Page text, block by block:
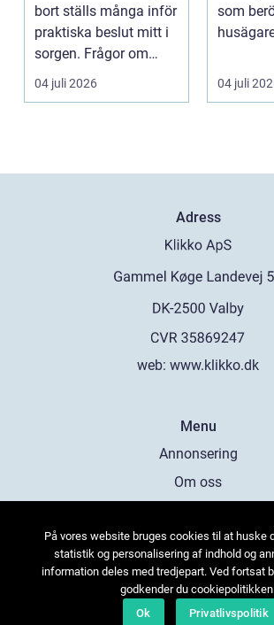
bort ställs många inför
praktiska beslut mitt i
sorgen. Frågor om
ceremoni, ju...
04 juli 2026
som
och
04 juli
Adress
web: www.klikko.dk
Menu
Annonsering
Om oss
Kontakta oss
Sitemap
På vores website bruges cookies til at huske
statistik og personalisering af indhold og
information deles med tredjepart. Ved fortsat
godkender du
Ok
Privatlivspolitik